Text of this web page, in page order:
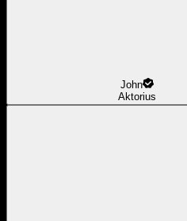
John
Aktorius